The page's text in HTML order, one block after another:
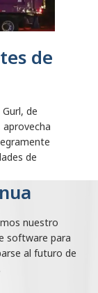
de
de
aprovecha
de
nuestro
software para
al futuro de